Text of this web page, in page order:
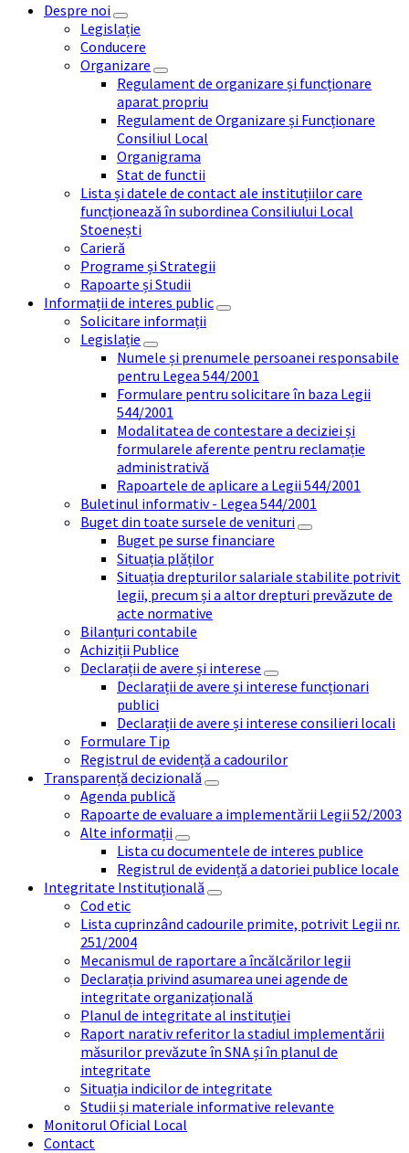
Despre noi
Legislație
Conducere
Organizare
Regulament de organizare și funcționare
aparat propriu
Regulament de Organizare și Funcționare
Consiliul Local
Organigrama
Stat de functii
Lista și datele de contact ale instituțiilor care
funcționează în subordinea Consiliului Local
Stoenești
Carieră
Programe și Strategii
Rapoarte și Studii
Informații de interes public
Solicitare informații
Legislație
Numele și prenumele persoanei responsabile
pentru Legea 544/2001
Formulare pentru solicitare în baza Legii
544/2001
Modalitatea de contestare a deciziei și
formularele aferente pentru reclamație
administrativă
Rapoartele de aplicare a Legii 544/2001
Buletinul informativ - Legea 544/2001
Buget din toate sursele de venituri
Buget pe surse financiare
Situația plăților
Situația drepturilor salariale stabilite potrivit
legii, precum și a altor drepturi prevăzute de
acte normative
Bilanțuri contabile
Achiziții Publice
Declarații de avere și interese
Declarații de avere și interese funcționari
publici
Declarații de avere și interese consilieri locali
Formulare Tip
Registrul de evidență a cadourilor
Transparență decizională
Agenda publică
Rapoarte de evaluare a implementării Legii 52/2003
Alte informații
Lista cu documentele de interes publice
Registrul de evidență a datoriei publice locale
Integritate Instituțională
Cod etic
Lista cuprinzând cadourile primite, potrivit Legii nr.
251/2004
Mecanismul de raportare a încălcărilor legii
Declarația privind asumarea unei agende de
integritate organizațională
Planul de integritate al instituției
Raport narativ referitor la stadiul implementării
măsurilor prevăzute în SNA și în planul de
integritate
Situația indicilor de integritate
Studii și materiale informative relevante
Monitorul Oficial Local
Contact